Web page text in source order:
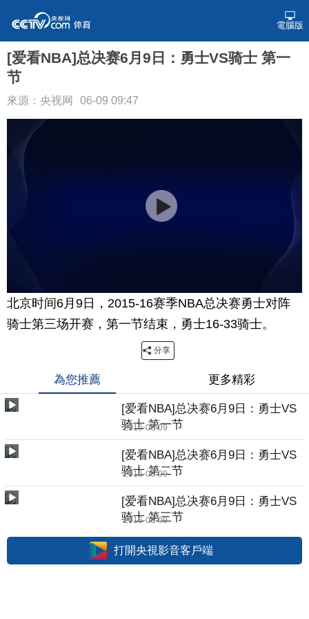
電腦版
[爱看NBA]总决赛6月9日：勇士VS骑士 第一
节
來源：央视网 06-09 09:47
北京时间6月9日，2015-16赛季NBA总决赛勇士对阵
骑士第三场开赛，第一节结束，勇士16-33骑士。
分享
為您推薦 更多精彩
[爱看NBA]总决赛6月9日：勇士VS
骑士 第一节
2016-06-09
[爱看NBA]总决赛6月9日：勇士VS
骑士 第二节
2016-06-09
[爱看NBA]总决赛6月9日：勇士VS
骑士 第三节
2016-06-09
打開央視影音客戶端